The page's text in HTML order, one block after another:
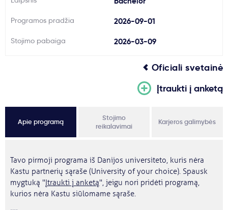
Programos pradžia 2026-09-01
Stojimo pabaiga 2026-03-09
Oficiali svetainė
Įtraukti į anketą
Apie programą
Stojimo
reikalavimai
Karjeros galimybės
Tavo pirmoji programa iš Danijos universiteto, kuris nėra
Kastu partnerių sąraše (University of your choice). Spausk
mygtuką "Įtraukti į anketą", jeigu nori pridėti programą,
kurios nėra Kastu siūlomame sąraše.